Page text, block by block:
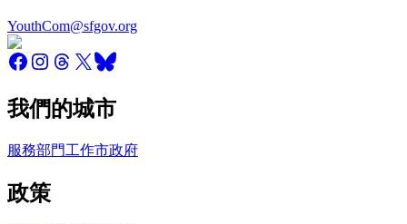
YouthCom@sfgov.org
我們的城市
服務部門工作市政府
政策